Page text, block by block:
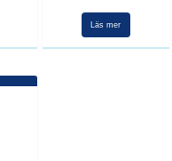
Läs mer